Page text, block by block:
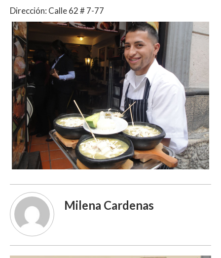
Dirección: Calle 62 # 7-77
Milena Cardenas